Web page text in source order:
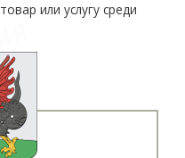
или услугу среди